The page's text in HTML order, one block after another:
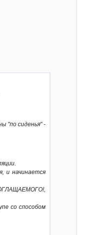
"по сиденья" -
и начинается
со способом